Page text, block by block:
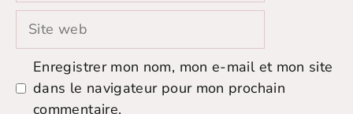
Site
Enregistrer mon nom, mon e-mail et mon site
dans le navigateur pour mon prochain
commentaire.